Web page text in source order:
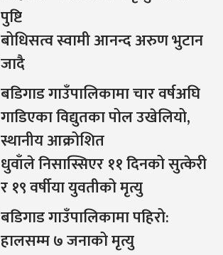
पुष्टि
बोधिसत्व स्वामी आनन्द अरुण भुटान
जादै
बडिगाड गाउँपालिकामा चार वर्षअघि
गाडिएका विद्युतका पोल उखेलियो,
स्थानीय आक्रोशित
धुवाँले निसास्सिएर ११ दिनको सुत्केरी
र १९ वर्षीया युवतीको मृत्यु
बडिगाड गाउँपालिकामा पहिरो:
हालसम्म ७ जनाको मृत्यु